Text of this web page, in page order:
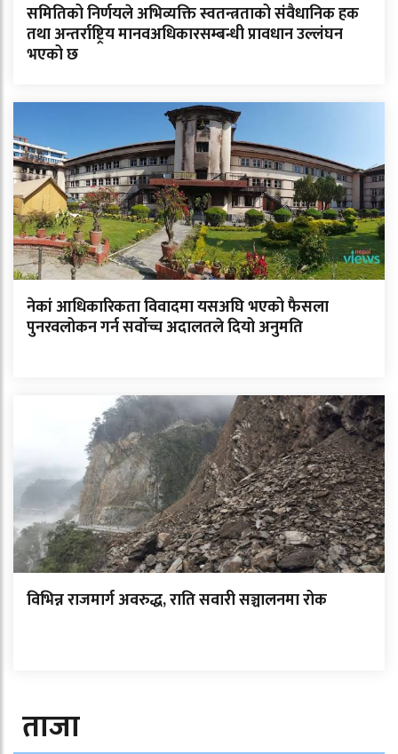
समितिको निर्णयले अभिव्यक्ति स्वतन्त्रताको संवैधानिक हक
तथा अन्तर्राष्ट्रिय मानवअधिकारसम्बन्धी प्रावधान उल्लंघन
भएको छ
नेकां आधिकारिकता विवादमा यसअघि भएको फैसला
पुनरवलोकन गर्न सर्वोच्च अदालतले दियो अनुमति
विभिन्न राजमार्ग अवरुद्ध, राति सवारी सञ्चालनमा रोक
ताजा